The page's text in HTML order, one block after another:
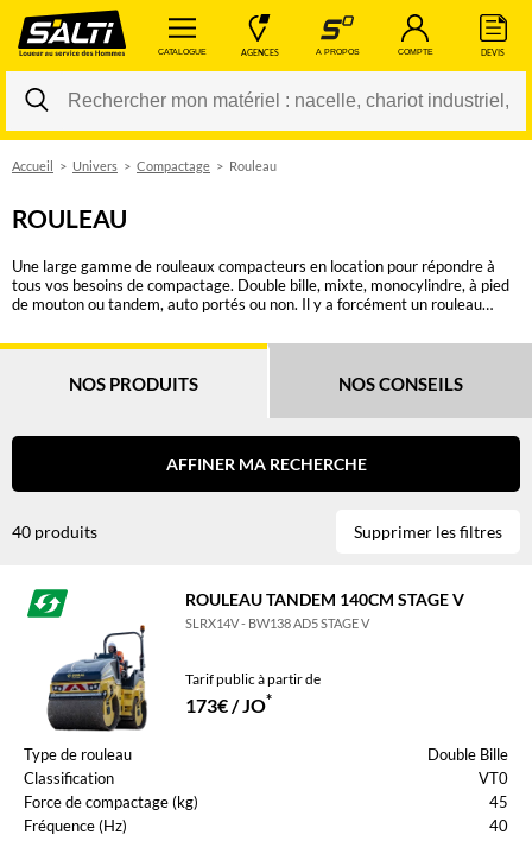
CATALOGUE AGENCES A PROPOS COMPTE DEVIS
Accueil Univers Compactage Rouleau
ROULEAU
Une large gamme de rouleaux compacteurs en location pour répondre à
tous vos besoins de compactage. Double bille, mixte, monocylindre, à pied
de mouton ou tandem, auto portés ou non. Il y a forcément un rouleau
préparation de sous-couche. SALTI vous propose des rouleaux d'une
jusque 242 kN. Vous devez disposer d'une autorisation de conduite CACES
30 rouleaux en utilisant nos filtres (par exemple type de rouleau, force de
compactage ou poids).
NOS PRODUITS NOS CONSEILS
AFFINER MA RECHERCHE
40 produits Supprimer les filtres
ROULEAU TANDEM 140CM STAGE V
SLRX14V - BW138 AD5 STAGE V
Tarif public à partir de
173€ / JO*
Type de rouleau
Double Bille
Classification
VT0
Force de compactage (kg)
45
Fréquence (Hz)
40